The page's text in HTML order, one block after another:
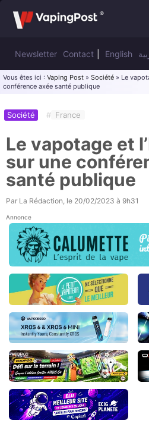
Newsletter Contact English
Vous êtes ici : Vaping Post » Société » Le
conférence axée santé publique
Société # France
Le vapotage et
sur une
santé publique
Par La Rédaction, le 20/02/2023 à 9h31
Annonce